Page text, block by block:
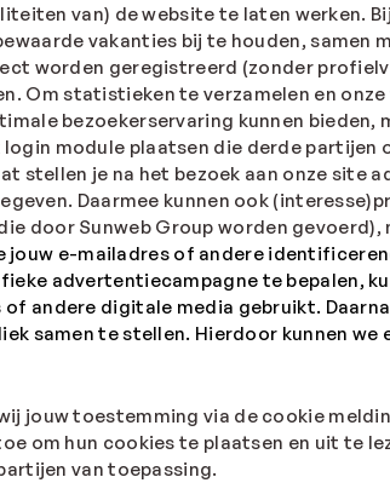
van) de website te laten werken.
vakanties bij te houden,
worden geregistreerd (zonder
Om statistieken te verzamelen en
bezoekerservaring kunnen
module plaatsen die derde
je na het bezoek aan onze site
Daarmee kunnen ook
door Sunweb Group worden
jouw e-mailadres of andere
advertentiecampagne te bepalen,
of andere digitale media gebruikt.
samen te stellen. Hierdoor kunnen we
jouw toestemming via de cookie
om hun cookies te plaatsen en uit te
van toepassing.